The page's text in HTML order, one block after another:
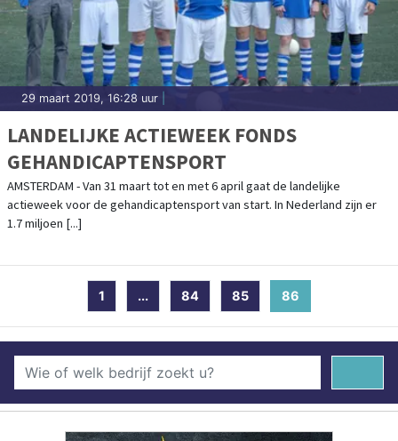
29 maart 2019, 16:28 uur
LANDELIJKE ACTIEWEEK FONDS
GEHANDICAPTENSPORT
AMSTERDAM - Van 31 maart tot en met 6 april gaat de landelijke
actieweek voor de gehandicaptensport van start. In Nederland zijn er
1.7 miljoen [...]
1 ... 84 85 86